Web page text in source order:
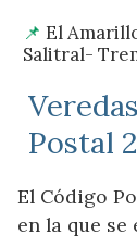
El
Salitral-
Postal
El Código
en la que